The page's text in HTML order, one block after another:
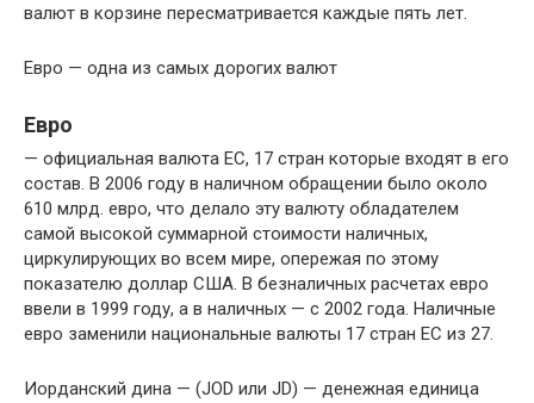
валют в корзине пересматривается каждые пять лет.
Евро — одна из самых дорогих валют
Евро
— официальная валюта ЕС, 17 стран которые входят в его
состав. В 2006 году в наличном обращении было около
610 млрд. евро, что делало эту валюту обладателем
самой высокой суммарной стоимости наличных,
циркулирующих во всем мире, опережая по этому
показателю доллар США. В безналичных расчетах евро
ввели в 1999 году, а в наличных — с 2002 года. Наличные
евро заменили национальные валюты 17 стран ЕС из 27.
Иорданский дина — (JOD или JD) — денежная единица